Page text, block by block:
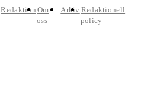
Redaktion Om
oss
Arkiv Redaktionell
policy